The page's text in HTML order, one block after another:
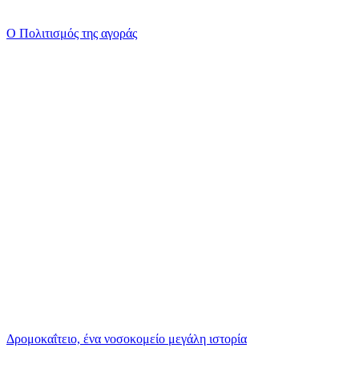
Ο Πολιτισμός της αγοράς
Δρομοκαΐτειο, ένα νοσοκομείο μεγάλη ιστορία